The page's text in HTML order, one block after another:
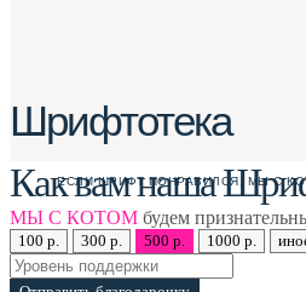
Шрифтотека
ЕСЛИ ШРИФТ ПОНРАВИЛСЯ, МЫ С
Как вам наша
МЫ С КОТОМ будем
100 р. 300 р. 500 р. 1000 р.